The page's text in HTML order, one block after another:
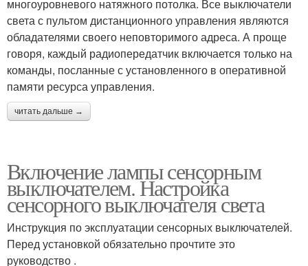
многоуровневого натяжного потолка. Все выключатели
света с пультом дистанционного управления являются
обладателями своего неповторимого адреса. А проще
говоря, каждый радиопередатчик включается только на
команды, посланные с установленного в оперативной
памяти ресурса управления.
читать дальше →
Включение лампы сенсорным
выключателем. Настройка
сенсорного выключателя света
Инструкция по эксплуатации сенсорных выключателей.
Перед установкой обязательно прочтите это
руководство .